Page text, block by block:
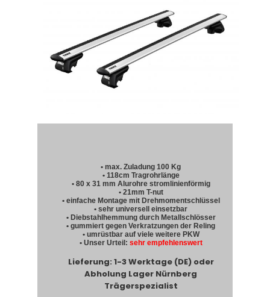
• max. Zuladung 100 Kg
• 118cm Tragrohrlänge
• 80 x 31 mm Alurohre stromlinienförmig
• 21mm T-nut
• einfache Montage mit Drehmomentschlüssel
• sehr universell einsetzbar
• Diebstahlhemmung durch Metallschlösser
• gummiert gegen Verkratzungen der Reling
• umrüstbar auf viele weitere PKW
• Unser Urteil: sehr empfehlenswert
Lieferung: 1-3 Werktage (DE) oder
Abholung Lager Nürnberg
Trägerspezialist